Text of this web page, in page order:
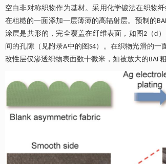
空白非对称织物作为基材。采用化学镀法在织物
在粗糙的一面添加一层薄薄的高辐射层。预制的
涂层是共形的，完全覆盖在纤维表面，如图2（d
间的孔隙（见附录A中的图S4）。在织物光滑的
改性层仅渗透织物表面数十微米，如被放大的BAF